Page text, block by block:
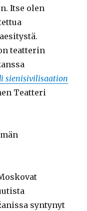
Itse olen
teatterin
sienisivilisaation
Teatteri
syntynyt